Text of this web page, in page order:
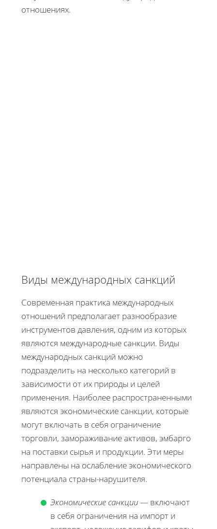
отношениях.
Виды международных санкций
Современная практика международных
отношений предполагает разнообразие
инструментов давления, одним из которых
являются международные санкции. Виды
международных санкций можно
подразделить на несколько категорий в
зависимости от их природы и целей
применения. Наиболее распространенными
являются экономические санкции, которые
могут включать в себя ограничение
торговли, замораживание активов, эмбарго
на поставки сырья и продукции. Эти меры
направлены на ослабление экономического
потенциала страны-нарушителя.
Экономические санкции— включают
в себя ограничения на импорт и